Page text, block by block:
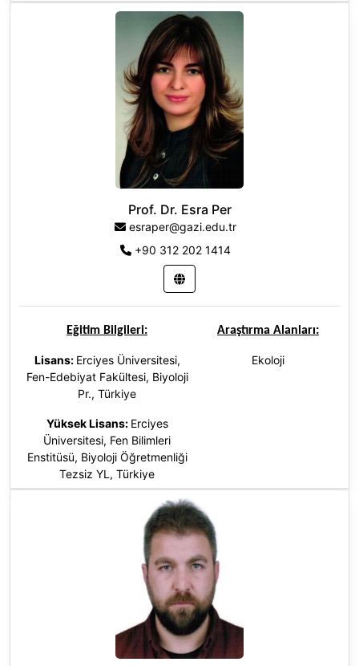
University of
Nebraska-Lincoln, Bitki Genetiği
ve Islahı (Dr), Amerika Birleşik
Devletleri
Bitki Moleküler Genetiği
Genetik ve Kalıtım
Biyolojik Çeşitliliğin
Korunması
Tarla Bitkileri Yetiştirme ve
Tıbbi ve Aromatik Bitkiler
Prof. Dr. Esra Per
esraper@gazi.edu.tr
+90 312 202 1414
Eğitim Bilgileri: Araştırma Alanları:
Lisans: Erciyes Üniversitesi,
Fen-Edebiyat Fakültesi, Biyoloji
Pr., Türkiye
Yüksek Lisans: Erciyes
Üniversitesi, Fen Bilimleri
Enstitüsü, Biyoloji Öğretmenliği
Tezsiz YL, Türkiye
Gazi Üniversitesi, Fen Bilimleri
Enstitüsü, Biyoloji (Yl) (Tezli)
Gazi Üniversitesi, Fen
Bilimleri Enstitüsü, Biyoloji (Dr),
University of
Exeter, Çevre ve
Sürdürülebilirlik Enstitüsü,
Ekoloji